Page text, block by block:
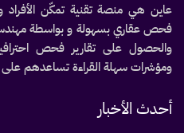
عاين هي منصة تقنية تمكّن
فحص عقاري بسهولة و بواسطة
ومؤشرات سهلة القراءة تساعدهم على
أحدث الأخبار